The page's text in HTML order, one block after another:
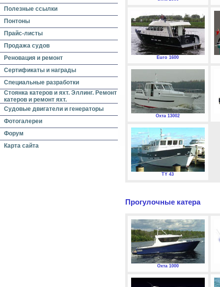
Полезные ссылки
Понтоны
Прайс-листы
Продажа судов
Реновация и ремонт
Сертификаты и награды
Специальные разработки
Стоянка катеров и яхт. Эллинг. Ремонт
катеров и ремонт яхт.
Судовые двигатели и генераторы
Фотогалереи
Форум
Карта сайта
Euro 1600
Охта 13002
TY 43
Прогулочные катера
Охта 1000